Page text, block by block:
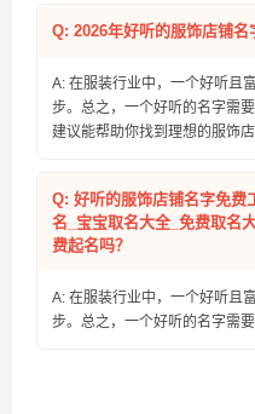
Q: 2026年好听的服饰店铺名
A: 在服装行业中，一个好听且
步。总之，一个好听的名字需
建议能帮助你找到理想的服饰
Q: 好听的服饰店铺名字免费
名_宝宝取名大全_免费取名
费起名吗？
A: 在服装行业中，一个好听且
步。总之，一个好听的名字需